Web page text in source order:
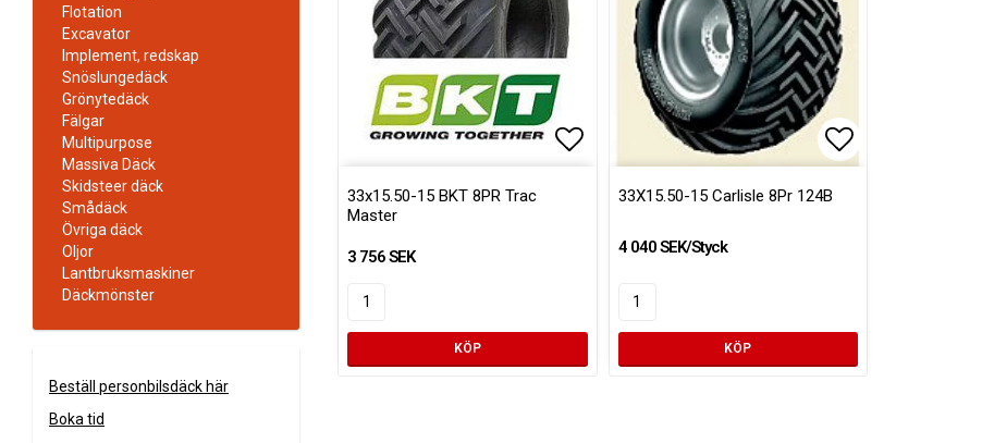
Flotation
Excavator
Implement, redskap
Snöslungedäck
Grönytedäck
Fälgar
Multipurpose
Massiva Däck
Skidsteer däck
Smådäck
Övriga däck
Oljor
Lantbruksmaskiner
Däckmönster
Beställ personbilsdäck här
Boka tid
Lägg till i favoritlistan
33x15.50-15 BKT 8PR Trac
Master
3 756 SEK
KÖP
Lägg till i
33X15.50-15 Carlisle 8Pr 124B
4 040 SEK/Styck
KÖP